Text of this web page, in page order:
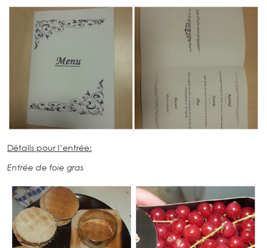
Détails pour l’entrée:
Entrée de foie gras